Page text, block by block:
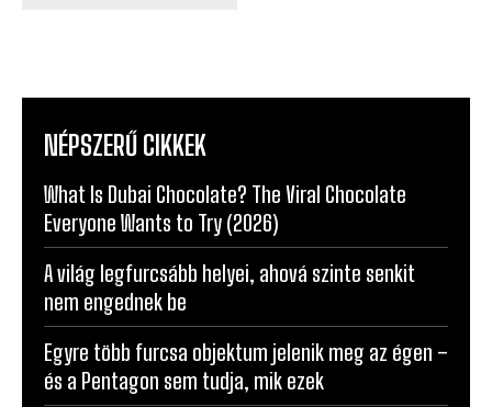
NÉPSZERŰ CIKKEK
What Is Dubai Chocolate? The Viral Chocolate
Everyone Wants to Try (2026)
A világ legfurcsább helyei, ahová szinte senkit
nem engednek be
Egyre több furcsa objektum jelenik meg az égen –
és a Pentagon sem tudja, mik ezek